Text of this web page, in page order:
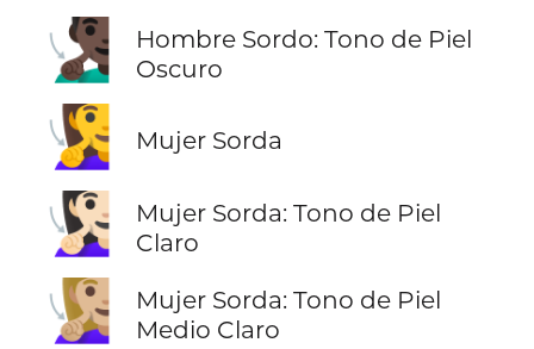
🧏🏿‍♂️
Hombre Sordo: Tono de Piel
Oscuro
🧏‍♀️ Mujer Sorda
🧏🏻‍♀️
Mujer Sorda: Tono de Piel
Claro
🧏🏼‍♀️
Mujer Sorda: Tono de Piel
Medio Claro